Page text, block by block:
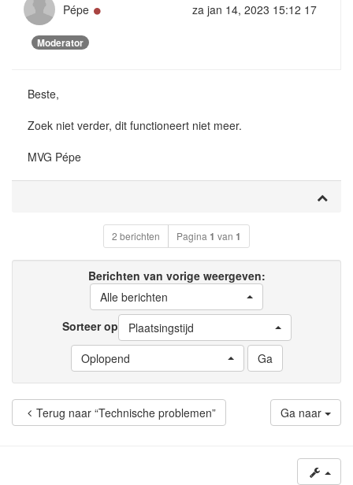
Pépe
Moderator
za jan 14, 2023 15:12 17
Beste,
Zoek niet verder, dit functioneert niet meer.
MVG Pépe
2 berichten Pagina 1 van 1
Berichten van vorige weergeven:
Alle berichten
Sorteer op
Plaatsingstijd
Oplopend
Terug naar “Technische problemen” Ga naar